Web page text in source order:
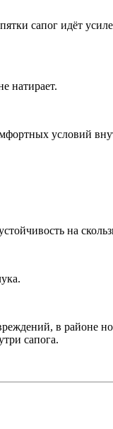
сапог идёт
натирает.
условий
на
в районе
сапога.